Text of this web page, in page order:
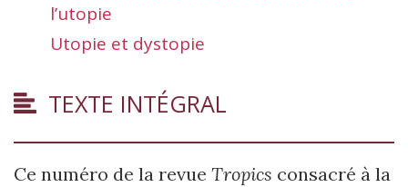
l’utopie
Utopie et dystopie
TEXTE INTÉGRAL
Ce numéro de la revue Tropics consacré à la